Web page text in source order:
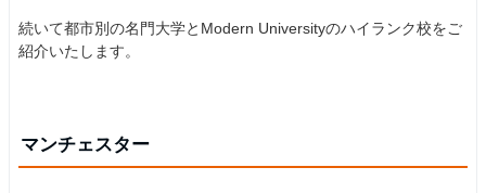
続いて都市別の名門大学とModern Universityのハイランク校をご
紹介いたします。
マンチェスター